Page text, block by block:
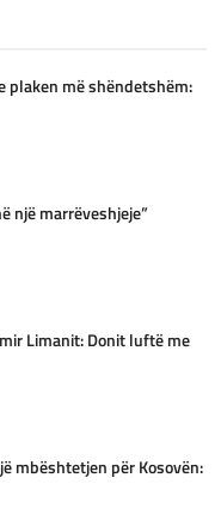
plaken më shëndetshëm:
një marrëveshjeje”
Limanit: Donit luftë me
mbështetjen për Kosovën: